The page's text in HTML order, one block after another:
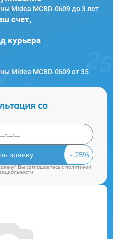
Midea MCBD-0609 до 3 лет
счет,
курьера
Midea MCBD-0609 от 35
со
заявку
Вы соглашаетесь cполитикой